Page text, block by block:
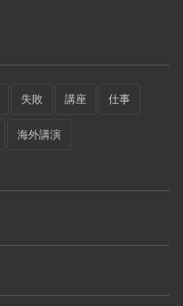
失敗 講座 仕事
海外講演